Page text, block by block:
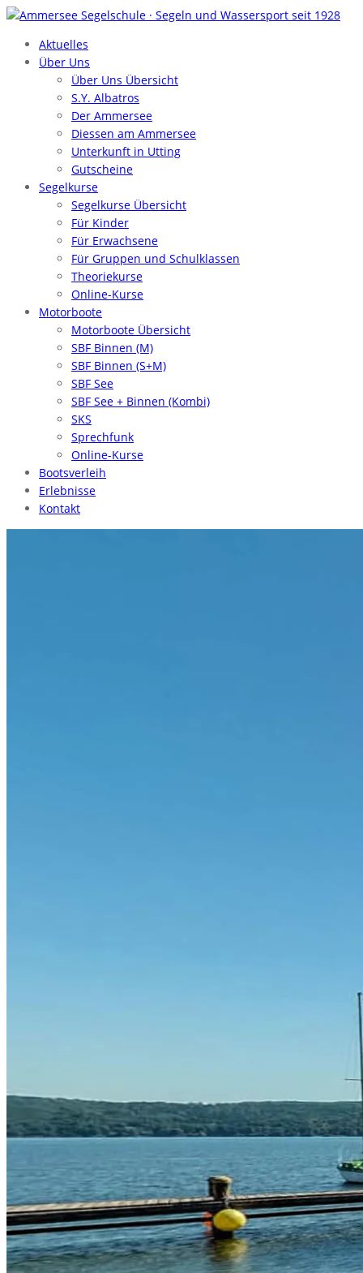
Aktuelles
Über Uns
Über Uns Übersicht
S.Y. Albatros
Der Ammersee
Diessen am Ammersee
Unterkunft in Utting
Gutscheine
Segelkurse
Segelkurse Übersicht
Für Kinder
Für Erwachsene
Für Gruppen und Schulklassen
Theoriekurse
Online-Kurse
Motorboote
Motorboote Übersicht
SBF Binnen (M)
SBF Binnen (S+M)
SBF See
SBF See + Binnen (Kombi)
SKS
Sprechfunk
Online-Kurse
Bootsverleih
Erlebnisse
Kontakt